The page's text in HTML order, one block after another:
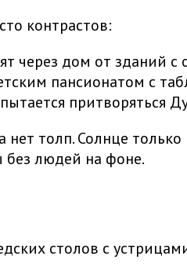
контрастов:
через дом от зданий с
пансионатом с
притворяться
нет толп. Солнце
без людей на фоне.
столов с